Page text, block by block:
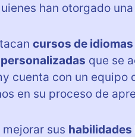
han otorgado
cursos de
que se
cuenta con un equipo
en su proceso de
sus